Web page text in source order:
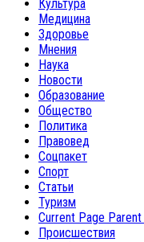
Культура
Медицина
Здоровье
Мнения
Наука
Новости
Образование
Общество
Политика
Правовед
Соцпакет
Спорт
Статьи
Туризм
Current Page Parent
Происшествия